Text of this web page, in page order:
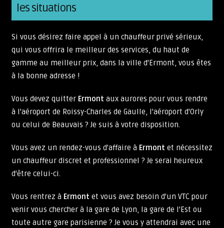
les situations
Si vous désirez faire appel à un chauffeur privé sérieux,
qui vous offrira le meilleur des services, du haut de
gamme au meilleur prix, dans la ville d'Ermont, vous êtes
à la bonne adresse !
Vous devez quitter Ermont aux aurores pour vous rendre
à l'aéroport de Roissy-Charles de Gaulle, l'aéroport d'Orly
ou celui de Beauvais ? Je suis à votre disposition.
Vous avez un rendez-vous d'affaire à Ermont et nécessitez
un chauffeur discret et professionnel ? Je serai heureux
d'être celui-ci.
Vous rentrez à Ermont et vous avez besoin d'un VTC pour
venir vous chercher à la gare de Lyon, la gare de l'Est ou
toute autre gare parisienne ? Je vous y attendrai avec une